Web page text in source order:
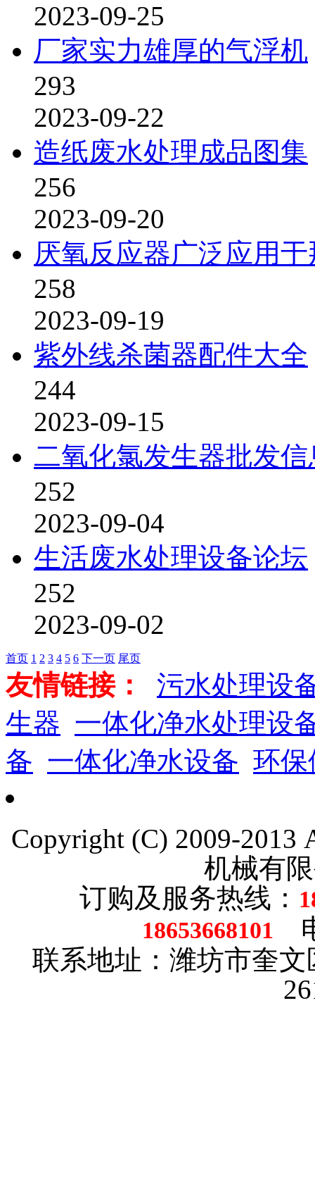
2023-09-25
厂家实力雄厚的气浮机
293
2023-09-22
造纸废水处理成品图集
256
2023-09-20
厌氧反应器广泛应用
258
2023-09-19
紫外线杀菌器配件大全
244
2023-09-15
二氧化氯发生器批发信
252
2023-09-04
生活废水处理设备论坛
252
2023-09-02
首页 1 2 3 4 5 6 下一页 尾页
友情链接：
污水处理设
生器 一体化净水处理设
备 一体化净水设备 环保
Copyright (C) 2009-2013
机械有
订购及服务热线：
18653668101
联系地址：潍坊市奎